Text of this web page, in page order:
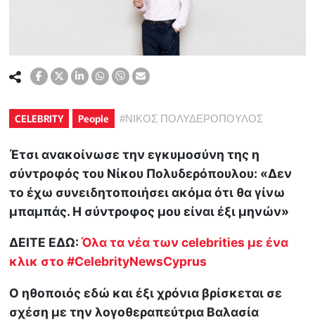
CELEBRITY People #ΝΙΚΟΣ ΠΟΛΥΔΕΡΟΠΟΥΛΟΣ
Έτσι ανακοίνωσε την εγκυμοσύνη της η
σύντροφός του Νίκου Πολυδερόπουλου: «Δεν
το έχω συνειδητοποιήσει ακόμα ότι θα γίνω
μπαμπάς. Η σύντροφος μου είναι έξι μηνών»
ΔΕΙΤΕ ΕΔΩ:Όλα τα νέα των celebrities με ένα
κλικ στο #CelebrityNewsCyprus
Ο ηθοποιός εδώ και έξι χρόνια βρίσκεται σε
σχέση με την λογοθεραπεύτρια Βαλασία